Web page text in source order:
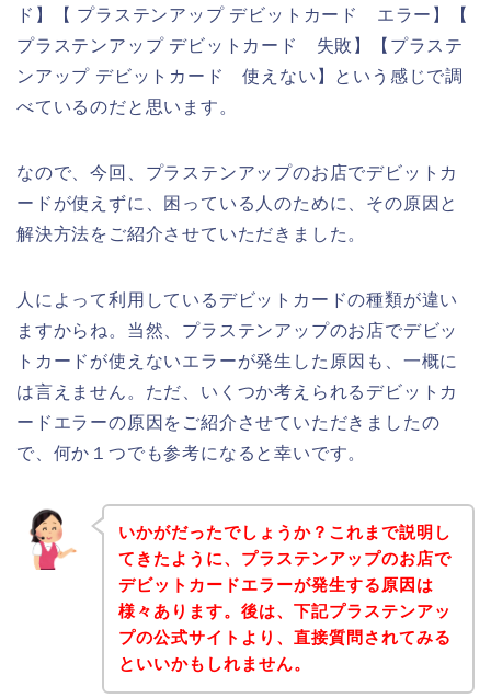
ド】【 プラステンアップ デビットカード エラー】【
プラステンアップ デビットカード 失敗】【プラステ
ンアップ デビットカード 使えない】という感じで調
べているのだと思います。
なので、今回、プラステンアップのお店でデビットカ
ードが使えずに、困っている人のために、その原因と
解決方法をご紹介させていただきました。
人によって利用しているデビットカードの種類が違い
ますからね。当然、プラステンアップのお店でデビッ
トカードが使えないエラーが発生した原因も、一概に
は言えません。ただ、いくつか考えられるデビットカ
ードエラーの原因をご紹介させていただきましたの
で、何か１つでも参考になると幸いです。
いかがだったでしょうか？これまで説明し
てきたように、プラステンアップのお店で
デビットカードエラーが発生する原因は
様々あります。後は、下記プラステンアッ
プの公式サイトより、直接質問されてみる
といいかもしれません。